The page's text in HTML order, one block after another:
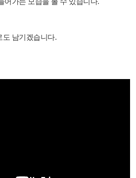
도 남기겠습니다.